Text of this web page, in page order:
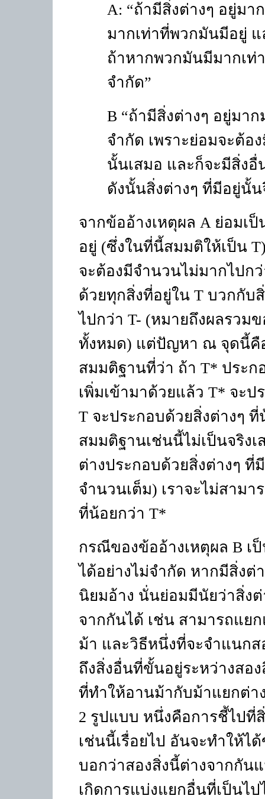
A: “ถ้ามีสิ่งต่างๆ อยู่มา
มากเท่าที่พวกมันมีอยู่
ถ้าหากพวกมันมีมากเ
จำกัด”
B “ถ้ามีสิ่งต่างๆ อยู่มา
จำกัด เพราะย่อมจะต้อ
นั้นเสมอ และก็จะมีสิ่งอื่
ดังนั้นสิ่งต่างๆ ที่มีอยู่นั้
จากข้ออ้างเหตุผล A ย่อมเ
อยู่ (ซึ่งในที่นี้สมมติให้เป็น T
จะต้องมีจำนวนไม่มากไปก
ด้วยทุกสิ่งที่อยู่ใน T บวกกับ
ไปกว่า T- (หมายถึงผลรวม
ทั้งหมด) แต่ปัญหา ณ จุดนี้คื
สมมติฐานที่ว่า ถ้า T* ประก
เพิ่มเข้ามาด้วยแล้ว T* จะป
T จะประกอบด้วยสิ่งต่างๆ
สมมติฐานเช่นนี้ไม่เป็นจริง
ต่างประกอบด้วยสิ่งต่างๆ ที่
จำนวนเต็ม) เราจะไม่สาม
ที่น้อยกว่า T*
กรณีของข้ออ้างเหตุผล B เ
ได้อย่างไม่จำกัด หากมีสิ่ง
นิยมอ้าง นั่นย่อมมีนัยว่าสิ่ง
จากกันได้ เช่น สามารถแย
ม้า และวิธีหนึ่งที่จะจำแนก
ถึงสิ่งอื่นที่ขั้นอยู่ระหว่างสอ
ที่ทำให้อานม้ากับม้าแยกต่า
2 รูปแบบ หนึ่งคือการชี้ไปที่
เช่นนี้เรื่อยไป อันจะทำให้ไ
บอกว่าสองสิ่งนี้ต่างจากกั
เกิดการแบ่งแยกอื่นที่เป็นไ